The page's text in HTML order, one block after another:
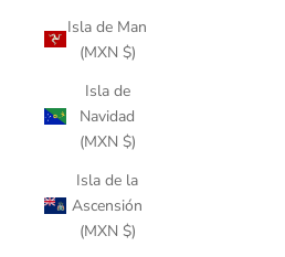
Isla de Man
(MXN $)
Isla de
Navidad
(MXN $)
Isla de la
Ascensión
(MXN $)